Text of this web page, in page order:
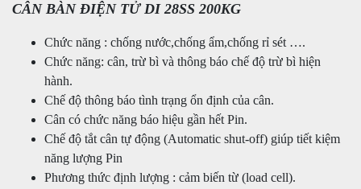
CÂN BÀN ĐIỆN TỬ DI 28SS 200KG
Chức năng : chống nước,chống ẩm,chống rỉ sét ….
Chức năng: cân, trừ bì và thông báo chế độ trừ bì hiện
hành.
Chế độ thông báo tình trạng ổn định của cân.
Cân có chức năng báo hiệu gần hết Pin.
Chế độ tắt cân tự động (Automatic shut-off) giúp tiết kiệm
năng lượng Pin
Phương thức định lượng : cảm biến từ (load cell).